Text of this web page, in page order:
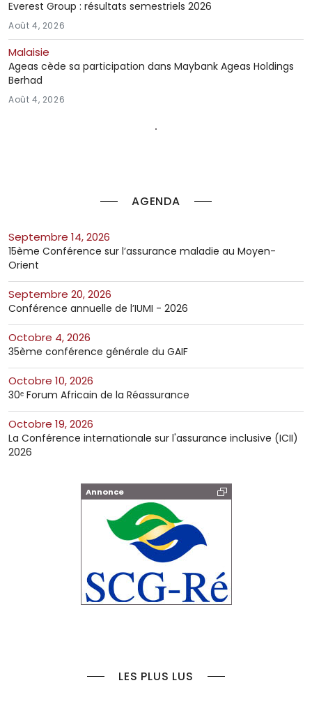
AGENDA
septembre 14, 2026
15ème Conférence sur l’assurance maladie au Moyen-
Orient
septembre 20, 2026
Conférence annuelle de l’IUMI - 2026
octobre 4, 2026
35ème conférence générale du GAIF
octobre 10, 2026
30ᵉ Forum Africain de la Réassurance
octobre 19, 2026
La Conférence internationale sur l'assurance inclusive (ICII)
2026
Annonce
LES PLUS LUS
Everest Group : résultats semestriels 2026
Août 4, 2026
Malaisie
Ageas cède sa participation dans Maybank Ageas Holdings
Berhad
Août 4, 2026